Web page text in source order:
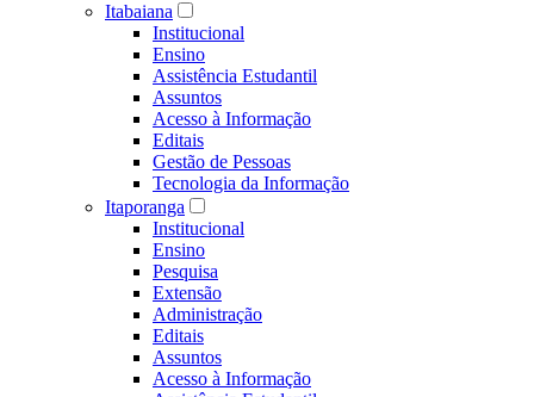
Itabaiana
Institucional
Ensino
Assistência Estudantil
Assuntos
Acesso à Informação
Editais
Gestão de Pessoas
Tecnologia da Informação
Itaporanga
Institucional
Ensino
Pesquisa
Extensão
Administração
Editais
Assuntos
Acesso à Informação